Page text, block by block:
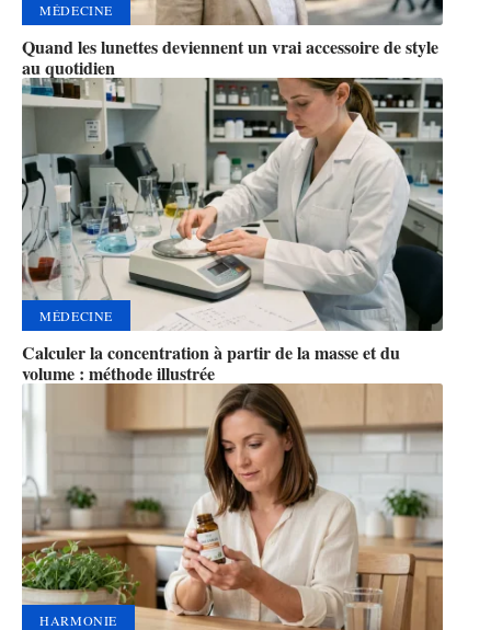
MÉDECINE
Quand les lunettes deviennent un vrai accessoire de style
au quotidien
MÉDECINE
Calculer la concentration à partir de la masse et du
volume : méthode illustrée
HARMONIE